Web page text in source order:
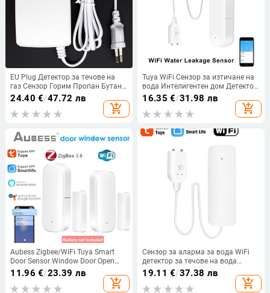
EU Plug Детектор за течове на
газ Сензор Горим Пропан Бутан
Метан Природен газ
Предупреждение за безопасност
Алармена система за дома
24.40 €/47.72 лв
add_shopping_cart
Tuya WiFi Сензор за изтичане на
вода Интелигентен дом Детектор
за изтичане на вода
Предупреждение за наводнение
Препълване Защита на
16.35 €/31.98 лв
add_shopping_cart
Aubess Zigbee/WiFi Tuya Smart
Door Sensor Window Door Open
Closed Детектори Smart Home
Remote Control Via Alexa Google
SmartLife
11.96 €/23.39 лв
add_shopping_cart
Сензор за аларма за вода WiFi
детектор за течове на вода
Препълване Сигнали за течове
от наводнения Дистанционен
монитор Известия за течове от
19.11 €/37.38 лв
add_shopping_cart